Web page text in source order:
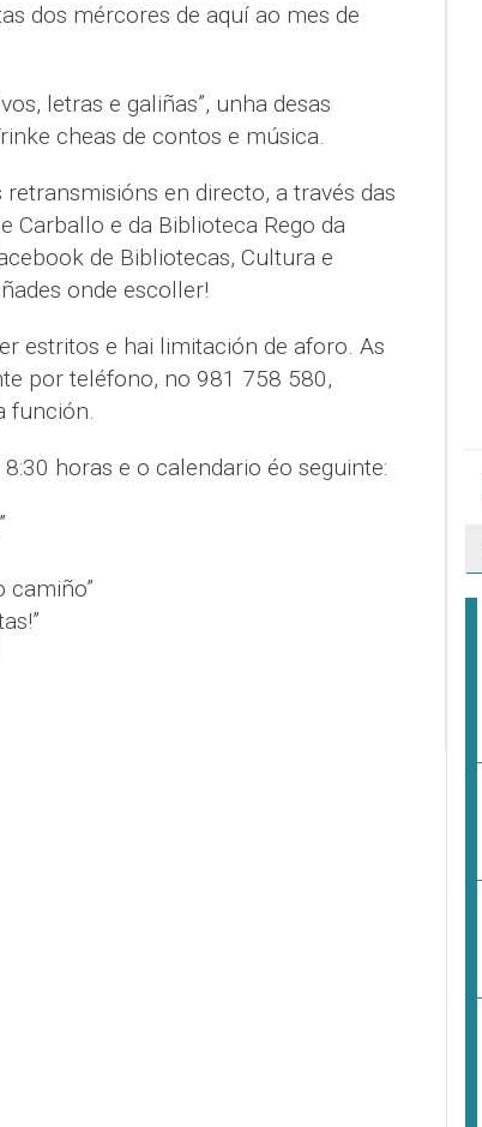
dos mércores de aquí ao mes de
letras e galiñas”, unha desas
cheas de contos e música.
en directo, a través das
Carballo e da Biblioteca Rego da
de Bibliotecas, Cultura e
onde escoller!
estritos e hai limitación de aforo. As
por teléfono, no 981 758 580,
función.
horas e o calendario éo seguinte:
camiño”